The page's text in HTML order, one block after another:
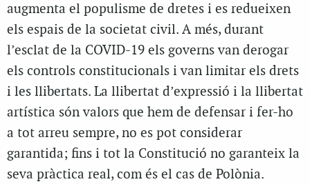
augmenta el populisme de dretes i es redueixen
els espais de la societat civil. A més, durant
l’esclat de la COVID-19 els governs van derogar
els controls constitucionals i van limitar els drets
i les llibertats. La llibertat d’expressió i la llibertat
artística són valors que hem de defensar i fer-ho
a tot arreu sempre, no es pot considerar
garantida; fins i tot la Constitució no garanteix la
seva pràctica real, com és el cas de Polònia.